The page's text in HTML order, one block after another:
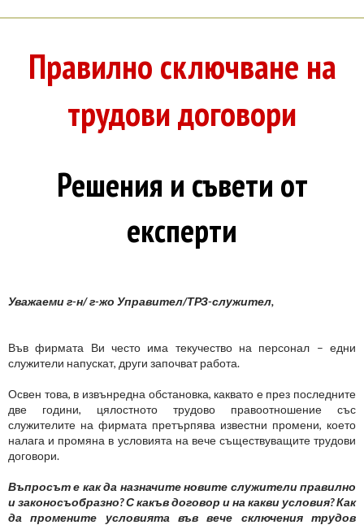
Правилно сключване на
трудови договори
Решения и съвети от
експерти
Уважаеми г-н/ г-жо Управител/ТРЗ-служител,
Във фирмата Ви често има текучество на персонал – едни
служители напускат, други започват работа.
Освен това, в извънредна обстановка, каквато е през последните
две години, цялостното трудово правоотношение със
служителите на фирмата претърпява известни промени, което
налага и промяна в условията на вече съществуващите трудови
договори.
Въпросът е как да назначите новите служители правилно
и законосъобразно? С какъв договор и на какви условия? Как
да промените условията във вече сключения трудов